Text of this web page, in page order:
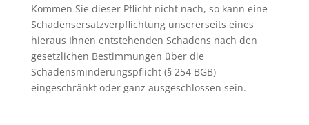
Kommen Sie dieser Pflicht nicht nach, so kann eine
Schadensersatzverpflichtung unsererseits eines
hieraus Ihnen entstehenden Schadens nach den
gesetzlichen Bestimmungen über die
Schadensminderungspflicht (§ 254 BGB)
eingeschränkt oder ganz ausgeschlossen sein.